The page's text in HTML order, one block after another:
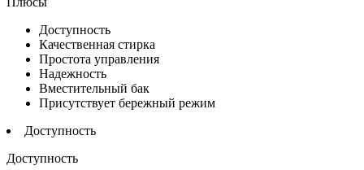
Доступность
Качественная стирка
Простота управления
Надежность
Вместительный бак
Присутствует бережный режим
Доступность
Доступность